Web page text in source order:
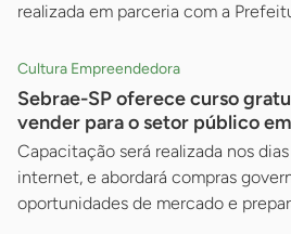
realizada em parceria com a
Cultura Empreendedora
Sebrae-SP oferece curso
vender para o setor público
Capacitação será realizada nos
internet, e abordará compras
oportunidades de mercado e